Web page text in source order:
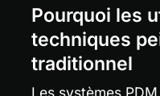
Pourquoi les
techniques
traditionnel
Les systèmes